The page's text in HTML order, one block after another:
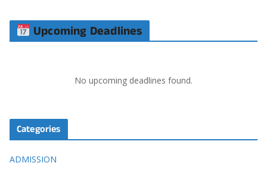
Upcoming Deadlines
No upcoming deadlines found.
Categories
ADMISSION